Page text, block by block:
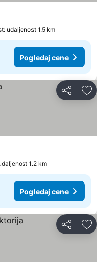
udaljenost 1.5 km
Pogledaj cene
Deli
1.2 km
Pogledaj cene
Deli